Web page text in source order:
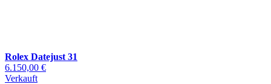
Rolex Datejust 31
6.150,00 €
Verkauft